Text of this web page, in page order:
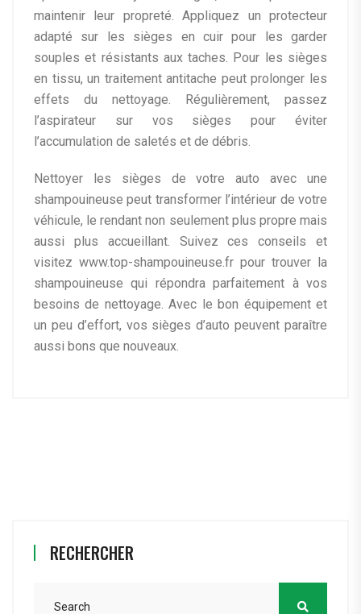
maintenir leur propreté. Appliquez un protecteur
adapté sur les sièges en cuir pour les garder
souples et résistants aux taches. Pour les sièges
en tissu, un traitement antitache peut prolonger les
effets du nettoyage. Régulièrement, passez
l’aspirateur sur vos sièges pour éviter
l’accumulation de saletés et de débris.
Nettoyer les sièges de votre auto avec une
shampouineuse peut transformer l’intérieur de votre
véhicule, le rendant non seulement plus propre mais
aussi plus accueillant. Suivez ces conseils et
visitez www.top-shampouineuse.fr pour trouver la
shampouineuse qui répondra parfaitement à vos
besoins de nettoyage. Avec le bon équipement et
un peu d’effort, vos sièges d’auto peuvent paraître
aussi bons que nouveaux.
RECHERCHER